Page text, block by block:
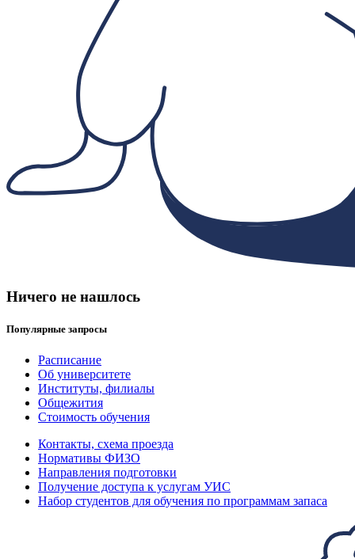
Ничего не нашлось
Популярные запросы
Расписание
Об университете
Институты, филиалы
Общежития
Стоимость обучения
Контакты, схема проезда
Нормативы ФИЗО
Направления подготовки
Получение доступа к услугам УИС
Набор студентов для обучения по программам запаса